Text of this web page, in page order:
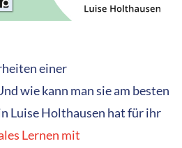
einer
wie kann man sie am besten
Luise Holthausen hat für ihr
Lernen mit